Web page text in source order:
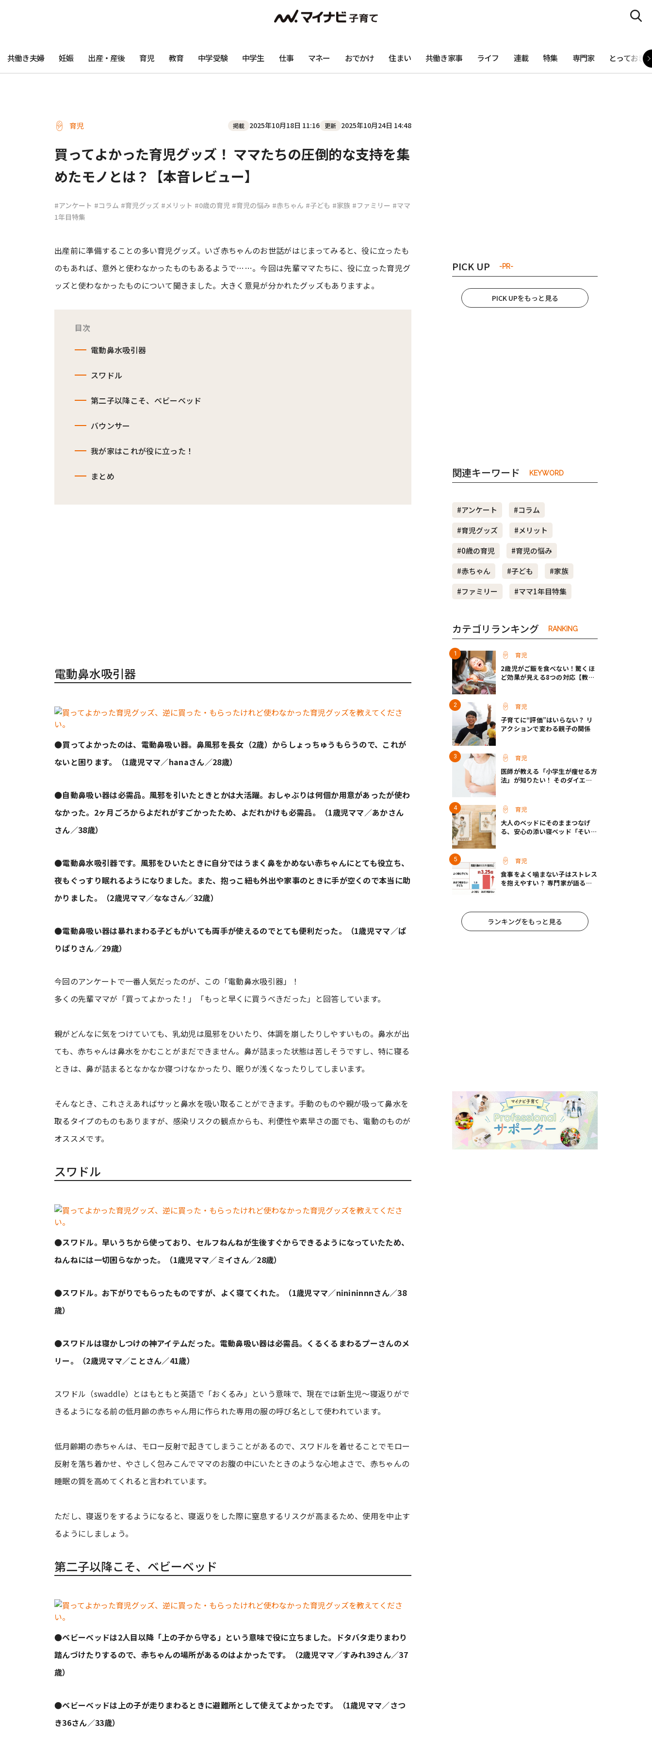
#ワンオペ育児 #コミックエッセイ #共働き夫婦のセブンルール
#渡邊大地の令和的ワーパパ道 #ベビーニュース #マタニティニュース
共働き夫婦 妊娠 出産・産後 育児 教育 中学受験 中学生 仕事 マネー おでかけ 住まい 共働き家事 ライフ 連載 特集 専門家 とっておき
育児 掲載 2025年10月18日 11:16 更新 2025年10月24日 14:48
買ってよかった育児グッズ！ ママたちの圧倒的な支持を集
めたモノとは？【本音レビュー】
#アンケート #コラム #育児グッズ #メリット #0歳の育児 #育児の悩み #赤ちゃん #子ども #家族 #ファミリー #ママ
1年目特集
出産前に準備することの多い育児グッズ。いざ赤ちゃんのお世話がはじまってみると、役に立ったも
のもあれば、意外と使わなかったものもあるようで……。今回は先輩ママたちに、役に立った育児グ
ッズと使わなかったものについて聞きました。大きく意見が分かれたグッズもありますよ。
目次
電動鼻水吸引器
スワドル
第二子以降こそ、ベビーベッド
バウンサー
我が家はこれが役に立った！
まとめ
電動鼻水吸引器
●買ってよかったのは、電動鼻吸い器。鼻風邪を長女（2歳）からしょっちゅうもらうので、これが
ないと困ります。（1歳児ママ／hanaさん／28歳）
●自動鼻吸い器は必需品。風邪を引いたときとかは大活躍。おしゃぶりは何個か用意があったが使わ
なかった。2ヶ月ごろからよだれがすごかったため、よだれかけも必需品。（1歳児ママ／あかさん
さん／38歳）
●電動鼻水吸引器です。風邪をひいたときに自分ではうまく鼻をかめない赤ちゃんにとても役立ち、
夜もぐっすり眠れるようになりました。また、抱っこ紐も外出や家事のときに手が空くので本当に助
かりました。（2歳児ママ／ななさん／32歳）
●電動鼻吸い器は暴れまわる子どもがいても両手が使えるのでとても便利だった。（1歳児ママ／ぱ
りぱりさん／29歳）
今回のアンケートで一番人気だったのが、この「電動鼻水吸引器」！
多くの先輩ママが「買ってよかった！」「もっと早くに買うべきだった」と回答しています。
親がどんなに気をつけていても、乳幼児は風邪をひいたり、体調を崩したりしやすいもの。鼻水が出
ても、赤ちゃんは鼻水をかむことがまだできません。鼻が詰まった状態は苦しそうですし、特に寝る
ときは、鼻が詰まるとなかなか寝つけなかったり、眠りが浅くなったりしてしまいます。
そんなとき、これさえあればサッと鼻水を吸い取ることができます。手動のものや親が吸って鼻水を
取るタイプのものもありますが、感染リスクの観点からも、利便性や素早さの面でも、電動のものが
オススメです。
スワドル
●スワドル。早いうちから使っており、セルフねんねが生後すぐからできるようになっていたため、
ねんねには一切困らなかった。（1歳児ママ／ミイさん／28歳）
●スワドル。お下がりでもらったものですが、よく寝てくれた。（1歳児ママ／ninininnnさん／38
歳）
●スワドルは寝かしつけの神アイテムだった。電動鼻吸い器は必需品。くるくるまわるプーさんのメ
リー。（2歳児ママ／ことさん／41歳）
スワドル（swaddle）とはもともと英語で「おくるみ」という意味で、現在では新生児〜寝返りがで
きるようになる前の低月齢の赤ちゃん用に作られた専用の服の呼び名として使われています。
低月齢期の赤ちゃんは、モロー反射で起きてしまうことがあるので、スワドルを着せることでモロー
反射を落ち着かせ、やさしく包みこんでママのお腹の中にいたときのような心地よさで、赤ちゃんの
睡眠の質を高めてくれると言われています。
ただし、寝返りをするようになると、寝返りをした際に窒息するリスクが高まるため、使用を中止す
るようにしましょう。
第二子以降こそ、ベビーベッド
●ベビーベッドは2人目以降「上の子から守る」という意味で役に立ちました。ドタバタ走りまわり
踏んづけたりするので、赤ちゃんの場所があるのはよかったです。（2歳児ママ／すみれ39さん／37
歳）
●ベビーベッドは上の子が走りまわるときに避難所として使えてよかったです。（1歳児ママ／さつ
き36さん／33歳）
PICK UP -PR-
PICK UPをもっと見る
関連キーワード KEYWORD
#アンケート
#コラム
#育児グッズ
#メリット
#0歳の育児
#育児の悩み
#赤ちゃん
#子ども
#家族
#ファミリー
#ママ1年目特集
カテゴリランキング RANKING
育児
2歳児がご飯を食べない！驚くほ
ど効果が見える8つの対応【教え
育児
子育てに“評価”はいらない？ リ
アクションで変わる親子の関係
育児
医師が教える「小学生が痩せる方
法」が知りたい！ そのダイエッ
育児
大人のベッドにそのままつなげ
る、安心の添い寝ベッド「そいね
育児
食事をよく噛まない子はストレス
を抱えやすい？ 専門家が語る、
ランキングをもっと見る